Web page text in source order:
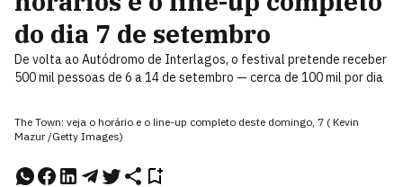
do dia 7 de setembro
De volta ao Autódromo de Interlagos, o festival pretende receber
500 mil pessoas de 6 a 14 de setembro — cerca de 100 mil por dia
The Town: veja o horário e o line-up completo deste domingo, 7 ( Kevin
Mazur /Getty Images)